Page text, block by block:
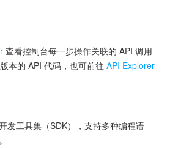
查看控制台每一步操作关联的 API 调用
本的 API 代码，也可前往 API Explorer
发工具集（SDK），支持多种编程语